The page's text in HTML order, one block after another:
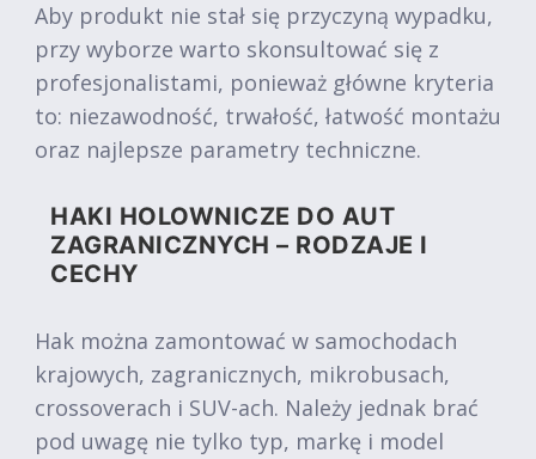
Aby produkt nie stał się przyczyną wypadku,
przy wyborze warto skonsultować się z
profesjonalistami, ponieważ główne kryteria
to: niezawodność, trwałość, łatwość montażu
oraz najlepsze parametry techniczne.
HAKI HOLOWNICZE DO AUT
ZAGRANICZNYCH – RODZAJE I
CECHY
Hak można zamontować w samochodach
krajowych, zagranicznych, mikrobusach,
crossoverach i SUV-ach. Należy jednak brać
pod uwagę nie tylko typ, markę i model